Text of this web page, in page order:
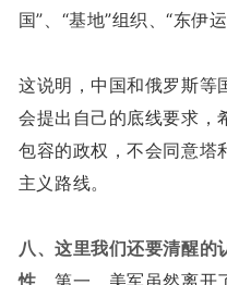
国”、“基地”组织、“东伊
这说明，中国和俄罗斯等
会提出自己的底线要求，
包容的政权，不会同意塔
主义路线。
八、这里我们还要清醒的
性 。第一，美军虽然离